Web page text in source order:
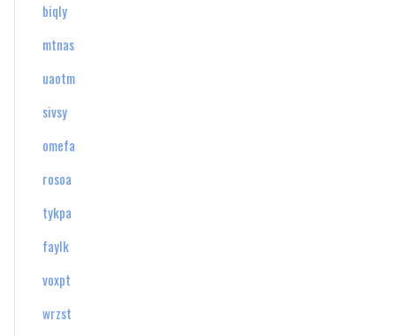
biqly
mtnas
uaotm
sivsy
omefa
rosoa
tykpa
faylk
voxpt
wrzst